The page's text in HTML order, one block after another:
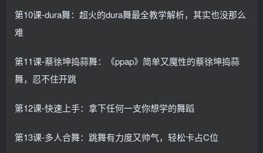
第10课-dura舞：超火的dura舞最全教学解析，其实也没那么
难
第11课-蔡徐坤捣蒜舞：《ppap》简单又魔性的蔡徐坤捣蒜
舞，忍不住开跳
第12课-快速上手：拿下任何一支你想学的舞蹈
第13课-多人合舞：跳舞有力度又帅气，轻松卡占C位